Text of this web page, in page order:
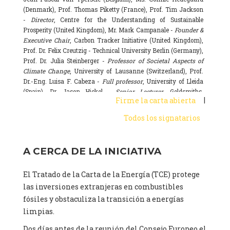
(Denmark), Prof. Thomas Piketty (France), Prof. Tim Jackson
- Director, Centre for the Understanding of Sustainable
Prosperity (United Kingdom), Mr. Mark Campanale -Founder &
Executive Chair, Carbon Tracker Initiative (United Kingdom),
Prof. Dr. Felix Creutzig - Technical University Berlin (Germany),
Prof. Dr. Julia Steinberger -Professor of Societal Aspects of
Climate Change, University of Lausanne (Switzerland), Prof.
Dr.-Eng. Luisa F. Cabeza - Full professor, University of Lleida
(Spain), Dr. Jason Hickel -
Senior Lecturer, Goldsmiths,
University of London (United Kingdom), Prof. Dominique
Executive Director & Professor, Arctic
National Research Council (CSIC) (Spain), Dr. Alain Grandjean
(Netherlands), Mr. Hans-Josef Fell -President, Energy Watch
Group (Germany), Ms. Sarah Butler-Sloss -Founder of the
Ashden Awards, a leading sustainable energy prize in the UK
www.ashden.org (United Kingdom), Dr. Kyla Tienhaara -
Canada Research Chair in Economy and Environment,
Assistant Professor , Queen's University, Canada (Canada), Mr.
Firme la carta abierta
|
Todos los signatarios
A CERCA DE LA INICIATIVA
El Tratado de la Carta de la Energía (TCE) protege
las inversiones extranjeras en combustibles
fósiles y obstaculiza la transición a energías
limpias.